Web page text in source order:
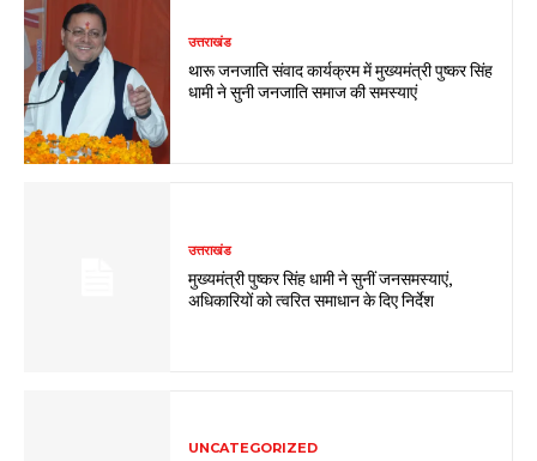
उत्तराखंड
थारू जनजाति संवाद कार्यक्रम में मुख्यमंत्री पुष्कर सिंह
धामी ने सुनी जनजाति समाज की समस्याएं
उत्तराखंड
मुख्यमंत्री पुष्कर सिंह धामी ने सुनीं जनसमस्याएं,
अधिकारियों को त्वरित समाधान के दिए निर्देश
UNCATEGORIZED